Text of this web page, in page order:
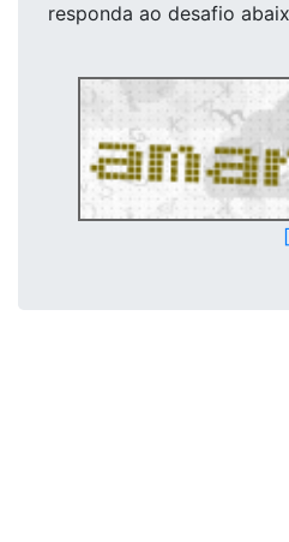
responda ao desafio